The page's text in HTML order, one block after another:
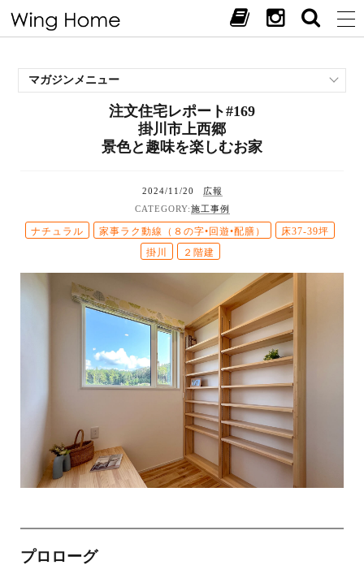
マガジンメニュー
オススメの土地
注文住宅レポート#169
掛川市上西郷
景色と趣味を楽しむお家
2024/11/20
広報
施工事例
ナチュラル 家事ラク動線（８の字•回遊•配膳）
床37-39坪
掛川
２階建
プロローグ